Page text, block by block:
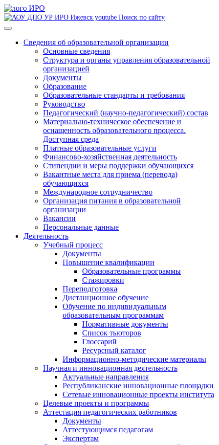
Поиск по сайту
Сведения об образовательной организации
Основные сведения
Структура и органы управления образовательной
организацией
Документы
Образование
Образовательные стандарты и требования
Руководство
Педагогический (научно-педагогический) состав
Материально-техническое обеспечение и
оснащенность образовательного процесса.
Доступная среда
Платные образовательные услуги
Финансово-хозяйственная деятельность
Стипендии и меры поддержки обучающихся
Вакантные места для приема (перевода)
обучающихся
Международное сотрудничество
Организация питания в образовательной
организации
Вакансии
Персональные данные
Деятельность
Учебный процесс
Документы
Повышение квалификации
Образовательные программы
Стажировки
Переподготовка
Дистанционное обучение
Обучение по индивидуальным
образовательным программам
Нормативные документы
Список тьюторов
Глоссарий
Ресурсный каталог
Информационно-методические материалы
Научная и инновационная деятельность
Актуальные направления
Республиканские инновационные площадки
Сетевые инновационные проекты института
Целевые проекты и программы
Аттестация педагогических работников
Документы
Аттестующимся педагогам
Экспертам